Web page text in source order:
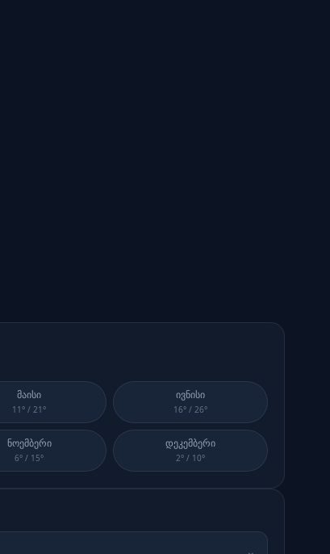
მაისი
11° /21°
ივნისი
16° /26°
ნოემბერი
6° / 15°
დეკემბერი
2° / 10°